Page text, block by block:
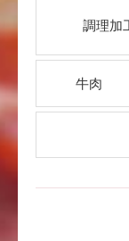
調理加
牛肉